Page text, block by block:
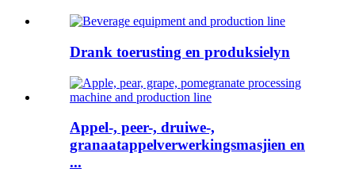
Drank toerusting en produksielyn
Appel-, peer-, druiwe-,
granaatappelverwerkingsmasjien en
...